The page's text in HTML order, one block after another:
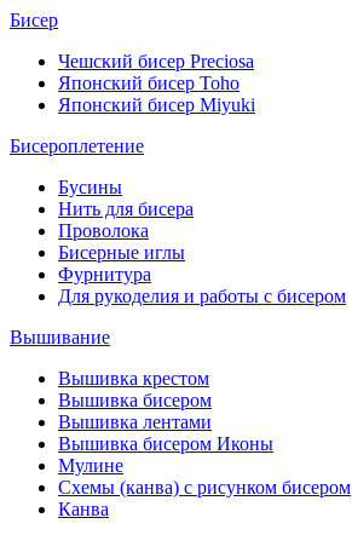
Бисер
Чешский бисер Preciosa
Японский бисер Toho
Японский бисер Miyuki
Бисероплетение
Бусины
Нить для бисера
Проволока
Бисерные иглы
Фурнитура
Для рукоделия и работы с бисером
Вышивание
Вышивка крестом
Вышивка бисером
Вышивка лентами
Вышивка бисером Иконы
Мулине
Схемы (канва) с рисунком бисером
Канва